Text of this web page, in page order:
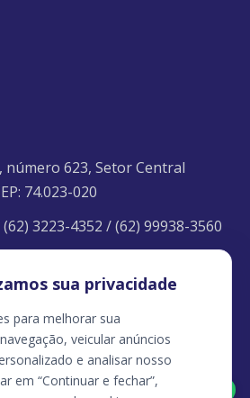
sua privacidade
para melhorar sua
veicular anúncios
e analisar nosso
em “Continuar e fechar”,
número 623, Setor Central
74.023-020
3223-4352 / (62) 99938-3560
Agendar pelo Whatsapp